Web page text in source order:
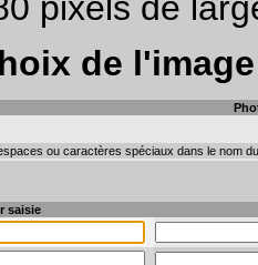
de
ou caractères spéciaux dans le nom
saisie